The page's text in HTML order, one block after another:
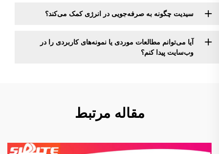
سیدیت چگونه به صرفه‌جویی در انرژی کمک می‌کند؟
آیا می‌توانم مطالعات موردی یا نمونه‌های کاربردی را در
وب‌سایت پیدا کنم؟
مقاله مرتبط